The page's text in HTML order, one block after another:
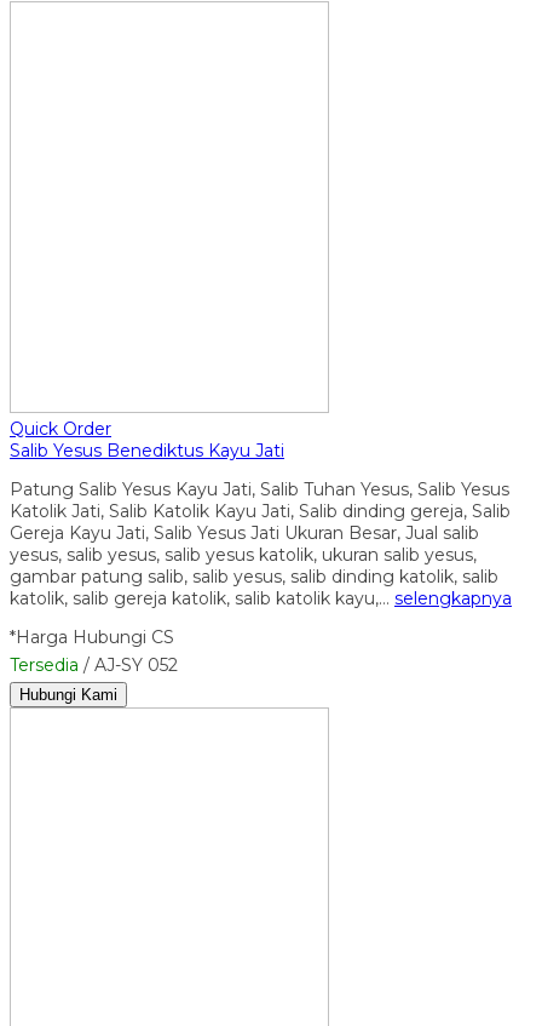
Quick Order
Salib Yesus Benediktus Kayu Jati
Patung Salib Yesus Kayu Jati, Salib Tuhan Yesus, Salib Yesus
Katolik Jati, Salib Katolik Kayu Jati, Salib dinding gereja, Salib
Gereja Kayu Jati, Salib Yesus Jati Ukuran Besar, Jual salib
yesus, salib yesus, salib yesus katolik, ukuran salib yesus,
gambar patung salib, salib yesus, salib dinding katolik, salib
katolik, salib gereja katolik, salib katolik kayu,… selengkapnya
*Harga Hubungi CS
Tersedia / AJ-SY 052
Hubungi Kami